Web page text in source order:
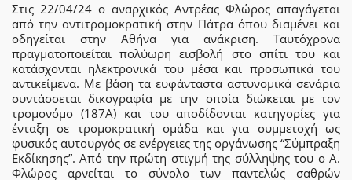
Στις 22/04/24 ο αναρχικός Αντρέας Φλώρος απαγάγεται
από την αντιτρομοκρατική στην Πάτρα όπου διαμένει και
οδηγείται στην Αθήνα για ανάκριση. Ταυτόχρονα
πραγματοποιείται πολύωρη εισβολή στο σπίτι του και
κατάσχονται ηλεκτρονικά του μέσα και προσωπικά του
αντικείμενα. Με βάση τα ευφάνταστα αστυνομικά σενάρια
συντάσσεται δικογραφία με την οποία διώκεται με τον
τρομονόμο (187Α) και του αποδίδονται κατηγορίες για
ένταξη σε τρομοκρατική ομάδα και για συμμετοχή ως
φυσικός αυτουργός σε ενέργειες της οργάνωσης “Σύμπραξη
Εκδίκησης”. Από την πρώτη στιγμή της σύλληψης του ο Α.
Φλώρος αρνείται το σύνολο των παντελώς σαθρών